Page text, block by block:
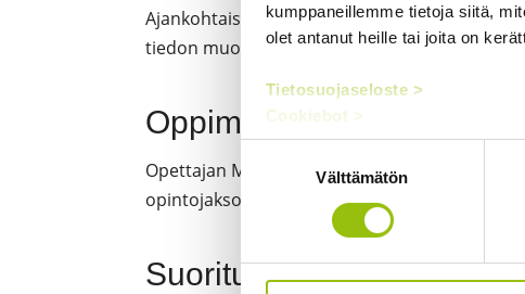
kumppaneillemme tietoja siitä,
olet antanut heille tai joita on
Tietosuojaseloste >
Cookiebot >
valinta
Välttämätön
Ajankohtaisasiat, yhteiskuntahistoria,
tiedon muodostajana.
Oppimateriaali
Opettajan Moodlessa jakama materiaali sekä
opintojaksojen oppikirjat.
Suoritustapa